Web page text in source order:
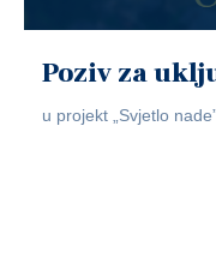
Poziv za
u projekt „Svjetlo